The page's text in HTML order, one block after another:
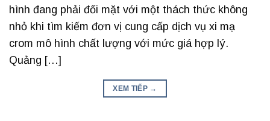
hình đang phải đối mặt với một thách thức không
nhỏ khi tìm kiếm đơn vị cung cấp dịch vụ xi mạ
crom mô hình chất lượng với mức giá hợp lý.
Quảng […]
XEM TIẾP →